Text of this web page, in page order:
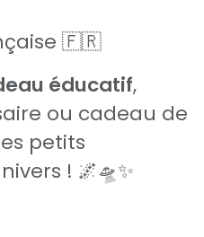
🇫🇷
éducatif,
ou cadeau de
petits
! 🌌🛸✨